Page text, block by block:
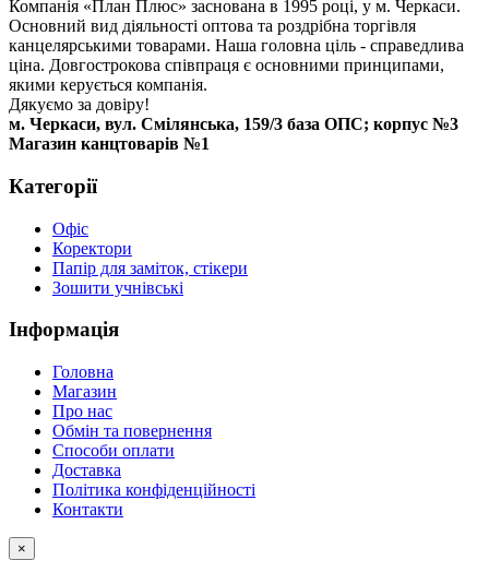
Компанія «План Плюс» заснована в 1995 році, у м. Черкаси.
Основний вид діяльності оптова та роздрібна торгівля
канцелярськими товарами. Наша головна ціль - справедлива
ціна. Довгострокова співпраця є основними принципами,
якими керується компанія.
Дякуємо за довіру!
м. Черкаси, вул. Смілянська, 159/3 база ОПС; корпус №3
Магазин канцтоварів №1
Категорії
Офіс
Коректори
Папір для заміток, стікери
Зошити учнівські
Інформація
Головна
Магазин
Про нас
Обмін та повернення
Способи оплати
Доставка
Політика конфіденційності
Контакти
×